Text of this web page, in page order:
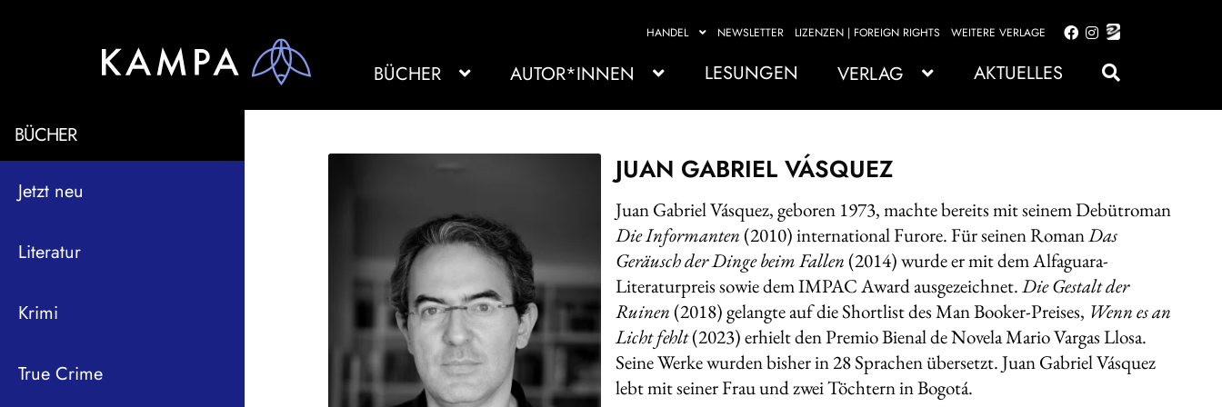
HANDEL NEWSLETTER LIZENZEN | FOREIGN RIGHTS WEITERE VERLAGE
Zur
springen
Zum
springen
BÜCHER AUTOR*INNEN LESUNGEN VERLAG AKTUELLES
BÜCHER
Jetzt neu
Literatur
Krimi
True Crime
JUAN GABRIEL VÁSQUEZ
Juan Gabriel Vásquez, geboren 1973, machte bereits mit seinem Debütroman
Die Informanten(2010) international Furore. Für seinen RomanDas
Geräusch der Dinge beim Fallen(2014) wurde er mit dem Alfaguara-
Literaturpreis sowie dem IMPAC Award ausgezeichnet.Die Gestalt der
Ruinen(2018) gelangte auf die Shortlist des Man Booker-Preises, Wenn es an
Licht fehlt(2023) erhielt den Premio Bienal de Novela Mario Vargas Llosa.
Seine Werke wurden bisher in 28 Sprachen übersetzt. Juan Gabriel Vásquez
lebt mit seiner Frau und zwei Töchtern in Bogotá.